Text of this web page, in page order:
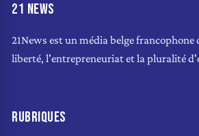
21 NEWS
21News est un média belge
liberté, l'entrepreneuriat et la pluralité
RUBRIQUES